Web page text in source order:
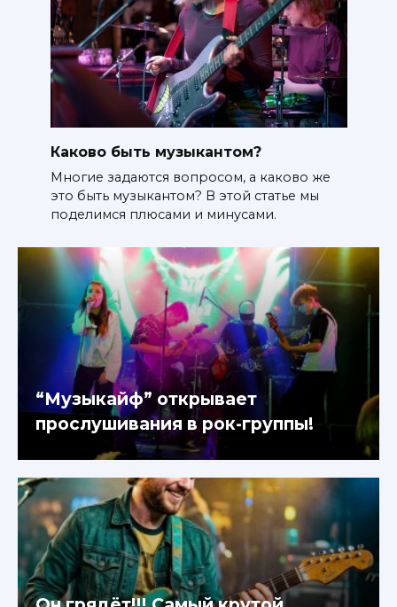
Каково быть музыкантом?
Многие задаются вопросом, а каково же
это быть музыкантом? В этой статье мы
поделимся плюсами и минусами.
“Музыкайф” открывает
прослушивания в рок-группы!